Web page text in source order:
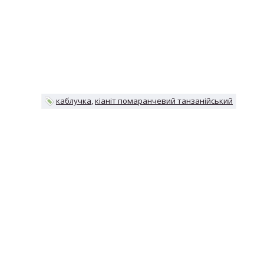
каблучка кіаніт помаранчевий танзанійський